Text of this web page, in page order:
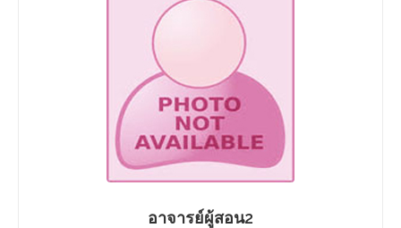
อาจารย์ผู้สอน2